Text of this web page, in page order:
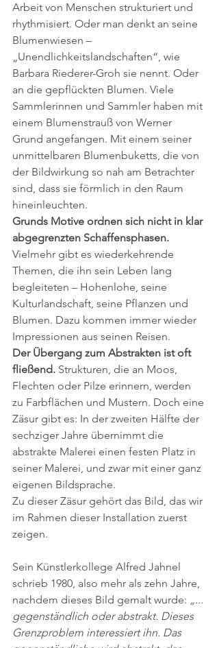
Arbeit von Menschen strukturiert und
rhythmisiert. Oder man denkt an seine
Blumenwiesen –
„Unendlichkeitslandschaften“, wie
Barbara Riederer-Groh sie nennt. Oder
an die gepflückten Blumen. Viele
Sammlerinnen und Sammler haben mit
einem Blumenstrauß von Werner
Grund angefangen. Mit einem seiner
unmittelbaren Blumenbuketts, die von
der Bildwirkung so nah am Betrachter
sind, dass sie förmlich in den Raum
hineinleuchten.
Grunds Motive ordnen sich nicht in klar
abgegrenzten Schaffensphasen.
Vielmehr gibt es wiederkehrende
Themen, die ihn sein Leben lang
begleiteten – Hohenlohe, seine
Kulturlandschaft, seine Pflanzen und
Blumen. Dazu kommen immer wieder
Impressionen aus seinen Reisen.
Der Übergang zum Abstrakten ist oft
fließend. Strukturen, die an Moos,
Flechten oder Pilze erinnern, werden
zu Farbflächen und Mustern. Doch eine
Zäsur gibt es: In der zweiten Hälfte der
sechziger Jahre übernimmt die
abstrakte Malerei einen festen Platz in
seiner Malerei, und zwar mit einer ganz
eigenen Bildsprache.
Zu dieser Zäsur gehört das Bild, das wir
im Rahmen dieser Installation zuerst
zeigen.
Sein Künstlerkollege Alfred Jahnel
schrieb 1980, also mehr als zehn Jahre,
nachdem dieses Bild gemalt wurde: „...
gegenständlich oder abstrakt. Dieses
Grenzproblem interessiert ihn. Das